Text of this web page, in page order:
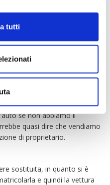
tuttisembrare non
serie di attività.
di rottamarla, di radiarla
se non abbiamo il
quasi dire che vendiamo
di proprietario.
sostituita, in quanto si è
e quindi la vettura